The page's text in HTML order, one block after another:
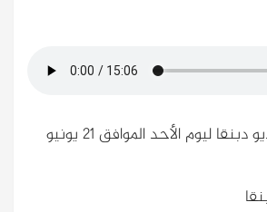
نشرة الاخبار من راديو دبنقا ليوم الأحد الموافق 21 يونيو